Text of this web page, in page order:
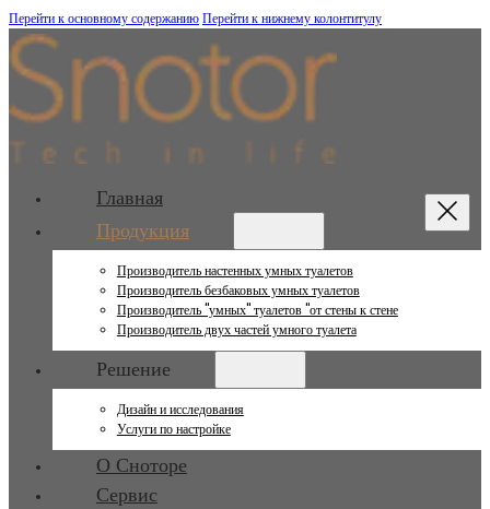
Перейти к основному содержаниюПерейти к нижнему колонтитулу
Главная
Продукция
Производитель настенных умных туалетов
Производитель безбаковых умных туалетов
Производитель "умных" туалетов "от стены к стене
Производитель двух частей умного туалета
Решение
Дизайн и исследования
Услуги по настройке
О Сноторе
Сервис